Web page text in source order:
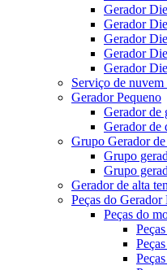
Gerador
Gerador
Gerador
Gerador
Gerador
Serviço de
Gerador Pequeno
Gerador de
Gerador de
Grupo Gerador
Grupo
Grupo
Gerador de alta
Peças do Gerador
Peças do